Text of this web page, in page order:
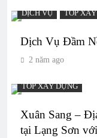
DỊCH VỤ TOP
Dịch Vụ Đầm
2 năm ago
TOP XÂY DỰNG
Xuân Sang –
tại Lạng Sơn